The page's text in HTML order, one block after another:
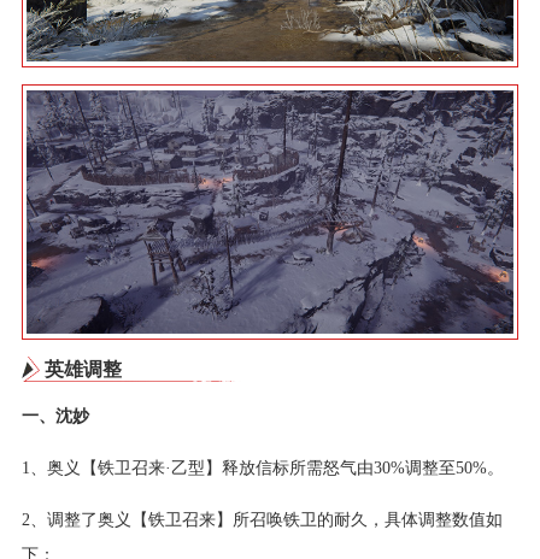
英雄调整
一、沈妙
1、奥义【铁卫召来·乙型】释放信标所需怒气由30%调整至50%。
2、调整了奥义【铁卫召来】所召唤铁卫的耐久，具体调整数值如
下：